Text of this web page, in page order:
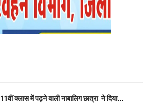
11वीं क्लास में पढ़ने वाली नाबालिग छात्रा ने दिया...